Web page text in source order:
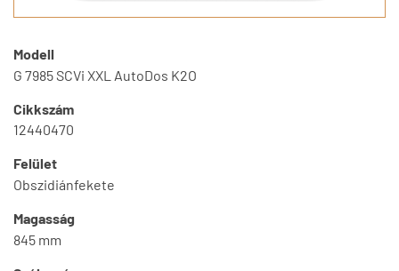
Modell
G 7985 SCVi XXL AutoDos K2O
Cikkszám
12440470
Felület
Obszidiánfekete
Magasság
845 mm